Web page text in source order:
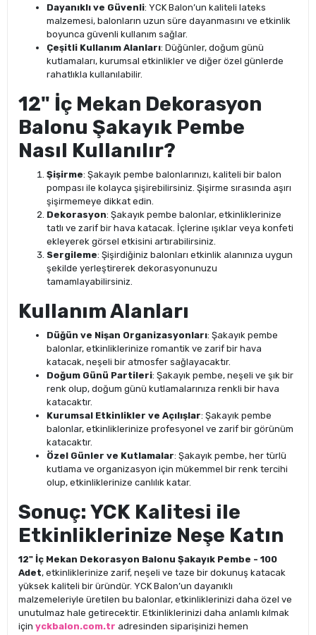
Dayanıklı ve Güvenli: YCK Balon’un kaliteli lateks
malzemesi, balonların uzun süre dayanmasını ve etkinlik
boyunca güvenli kullanım sağlar.
Çeşitli Kullanım Alanları: Düğünler, doğum günü
kutlamaları, kurumsal etkinlikler ve diğer özel günlerde
rahatlıkla kullanılabilir.
12" İç Mekan Dekorasyon
Balonu Şakayık Pembe
Nasıl Kullanılır?
Şişirme: Şakayık pembe balonlarınızı, kaliteli bir balon
pompası ile kolayca şişirebilirsiniz. Şişirme sırasında aşırı
şişirmemeye dikkat edin.
Dekorasyon: Şakayık pembe balonlar, etkinliklerinize
tatlı ve zarif bir hava katacak. İçlerine ışıklar veya konfeti
ekleyerek görsel etkisini artırabilirsiniz.
Sergileme: Şişirdiğiniz balonları etkinlik alanınıza uygun
şekilde yerleştirerek dekorasyonunuzu
tamamlayabilirsiniz.
Kullanım Alanları
Düğün ve Nişan Organizasyonları: Şakayık pembe
balonlar, etkinliklerinize romantik ve zarif bir hava
katacak, neşeli bir atmosfer sağlayacaktır.
Doğum Günü Partileri: Şakayık pembe, neşeli ve şık bir
renk olup, doğum günü kutlamalarınıza renkli bir hava
katacaktır.
Kurumsal Etkinlikler ve Açılışlar: Şakayık pembe
balonlar, etkinliklerinize profesyonel ve zarif bir görünüm
katacaktır.
Özel Günler ve Kutlamalar: Şakayık pembe, her türlü
kutlama ve organizasyon için mükemmel bir renk tercihi
olup, etkinliklerinize canlılık katar.
Sonuç: YCK Kalitesi ile
Etkinliklerinize Neşe Katın
12" İç Mekan Dekorasyon Balonu Şakayık Pembe - 100
Adet, etkinliklerinize zarif, neşeli ve taze bir dokunuş katacak
yüksek kaliteli bir üründür. YCK Balon’un dayanıklı
malzemeleriyle üretilen bu balonlar, etkinliklerinizi daha özel ve
unutulmaz hale getirecektir. Etkinliklerinizi daha anlamlı kılmak
için yckbalon.com.tr adresinden siparişinizi hemen